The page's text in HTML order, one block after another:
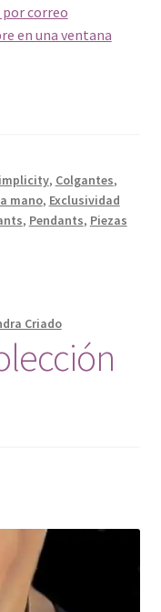
por correo
en una ventana
, Colgantes,
mano, Exclusividad
, Pendants, Piezas
Criado